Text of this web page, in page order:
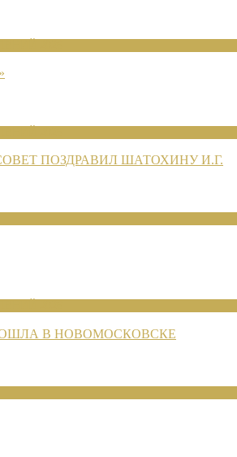
ПОЗДРАВИЛ ШАТОХИНУ И.Г.
В НОВОМОСКОВСКЕ